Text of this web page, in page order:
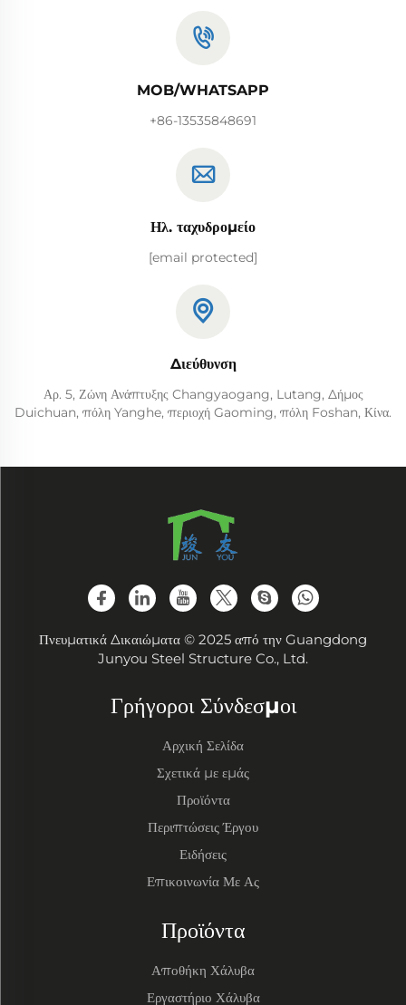
MOB/WHATSAPP
+86-13535848691
Ηλ. ταχυδρομείο
[email protected]
Διεύθυνση
Αρ. 5, Ζώνη Ανάπτυξης Changyaogang, Lutang, Δήμος
Duichuan, πόλη Yanghe, περιοχή Gaoming, πόλη Foshan, Κίνα.
Πνευματικά Δικαιώματα © 2025 από την Guangdong
Junyou Steel Structure Co., Ltd.
Γρήγοροι Σύνδεσμοι
Αρχική Σελίδα
Σχετικά με εμάς
Προϊόντα
Περιπτώσεις Έργου
Ειδήσεις
Επικοινωνία Με Ας
Προϊόντα
Αποθήκη Χάλυβα
Εργαστήριο Χάλυβα